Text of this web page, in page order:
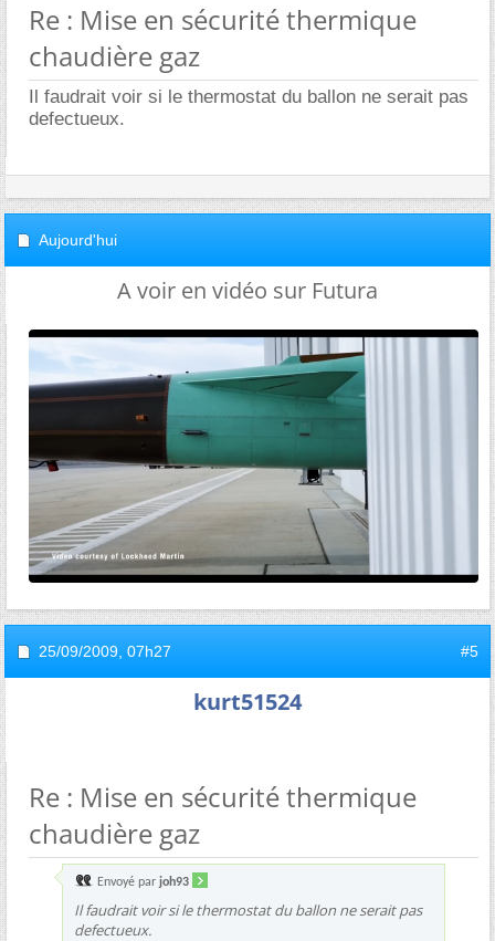
Re : Mise en sécurité thermique
chaudière gaz
Il faudrait voir si le thermostat du ballon ne serait pas
defectueux.
Aujourd'hui
A voir en vidéo sur Futura
25/09/2009, 07h27 #5
kurt51524
Re : Mise en sécurité thermique
chaudière gaz
Envoyé par joh93
Il faudrait voir si le thermostat du ballon ne serait pas
defectueux.